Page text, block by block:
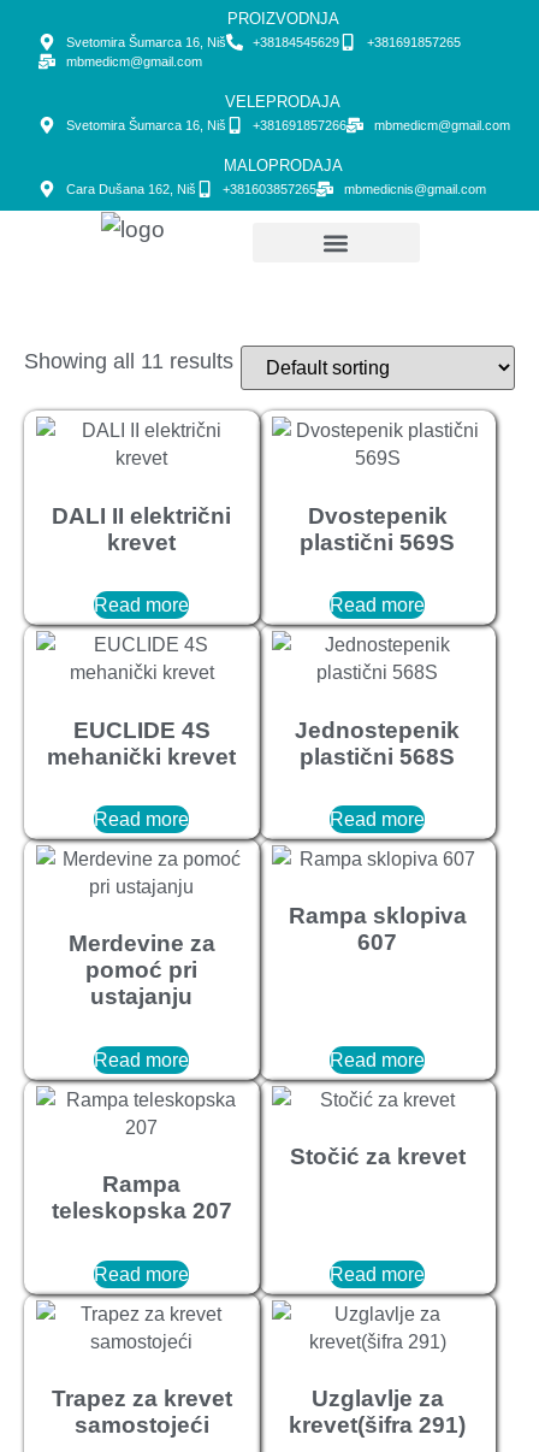
PROIZVODNJA
Svetomira Šumarca 16, Niš +38184545629
+381691857265
mbmedicm@gmail.com
VELEPRODAJA
Svetomira Šumarca 16, Niš +381691857266 mbmedicm@gmail.com
MALOPRODAJA
Cara Dušana 162, Niš +381603857265 mbmedicnis@gmail.com
Showing all 11 results
DALI II električni
krevet
Read more
Dvostepenik
plastični 569S
Read more
EUCLIDE 4S
mehanički krevet
Read more
Jednostepenik
plastični 568S
Read more
Merdevine za
pomoć pri
ustajanju
Read more
Rampa sklopiva
607
Read more
Rampa
teleskopska 207
Read more
Stočić za krevet
Read more
Trapez za krevet
samostojeći
Uzglavlje za
krevet(šifra 291)